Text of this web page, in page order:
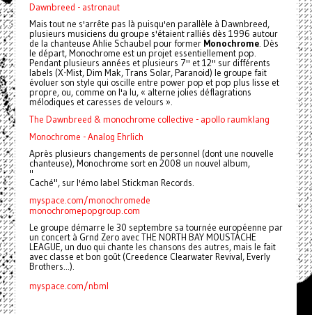
Dawnbreed - astronaut
Mais tout ne s'arrête pas là puisqu'en parallèle à Dawnbreed,
plusieurs musiciens du groupe s'étaient ralliés dès 1996 autour
de la chanteuse Ahlie Schaubel pour former Monochrome. Dès
le départ, Monochrome est un projet essentiellement pop.
Pendant plusieurs années et plusieurs 7'' et 12'' sur différents
labels (X-Mist, Dim Mak, Trans Solar, Paranoid) le groupe fait
évoluer son style qui oscille entre power pop et pop plus lisse et
propre, ou, comme on l'a lu, « alterne jolies déflagrations
mélodiques et caresses de velours ».
The Dawnbreed & monochrome collective - apollo raumklang
Monochrome - Analog Ehrlich
Après plusieurs changements de personnel (dont une nouvelle
chanteuse), Monochrome sort en 2008 un nouvel album,
"
Caché", sur l'émo label Stickman Records.
myspace.com/monochromede
monochromepopgroup.com
Le groupe démarre le 30 septembre sa tournée européenne par
un concert à Grnd Zero avec THE NORTH BAY MOUSTACHE
LEAGUE, un duo qui chante les chansons des autres, mais le fait
avec classe et bon goût (Creedence Clearwater Revival, Everly
Brothers...).
myspace.com/nbml